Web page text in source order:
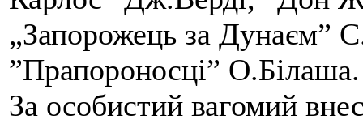
„Запорожець за Дунаєм”
”Прапороносці” О.Білаша.
За особистий вагомий